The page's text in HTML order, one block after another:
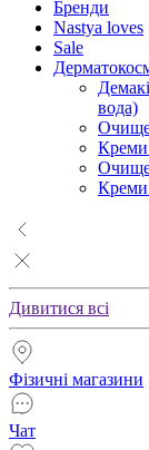
Бренди
Nastya loves
Sale
вода)
Креми
Креми
Дивитися всі
Фізичні магазини
Чат